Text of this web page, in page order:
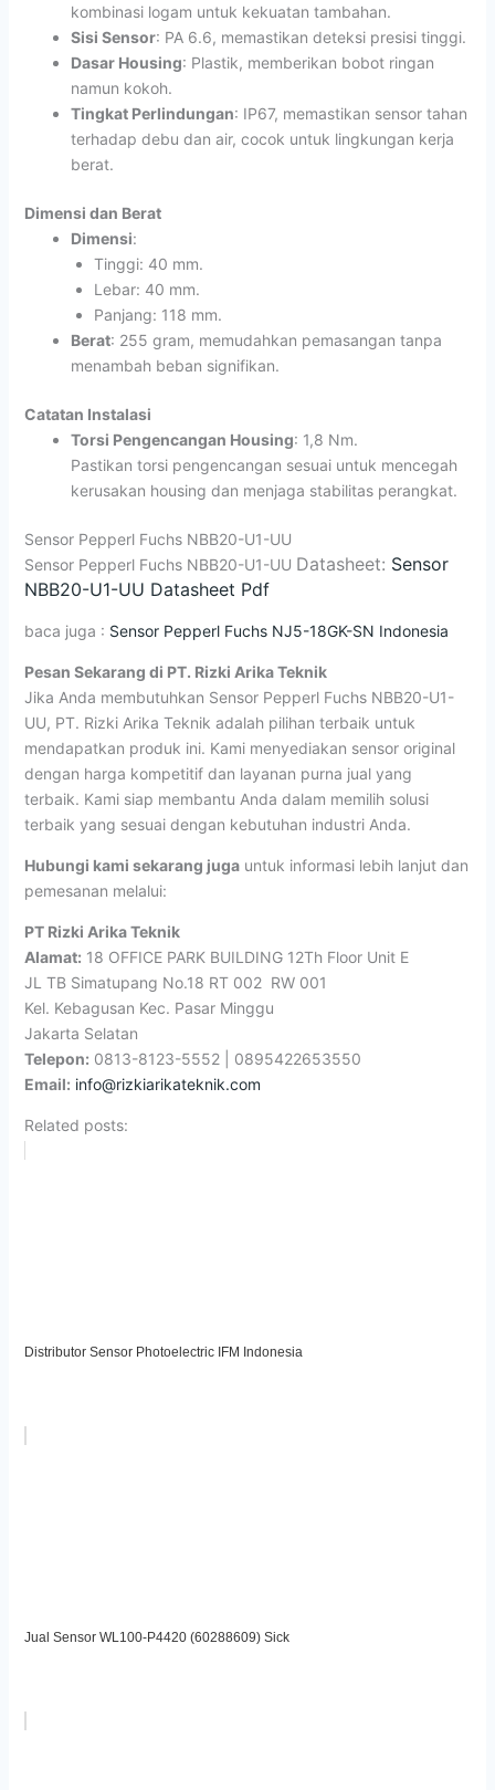
kombinasi logam untuk kekuatan tambahan.
Sisi Sensor: PA 6.6, memastikan deteksi presisi tinggi.
Dasar Housing: Plastik, memberikan bobot ringan
namun kokoh.
Tingkat Perlindungan: IP67, memastikan sensor tahan
terhadap debu dan air, cocok untuk lingkungan kerja
berat.
Dimensi dan Berat
Dimensi:
Tinggi: 40 mm.
Lebar: 40 mm.
Panjang: 118 mm.
Berat: 255 gram, memudahkan pemasangan tanpa
menambah beban signifikan.
Catatan Instalasi
Torsi Pengencangan Housing: 1,8 Nm.
Pastikan torsi pengencangan sesuai untuk mencegah
kerusakan housing dan menjaga stabilitas perangkat.
Sensor Pepperl Fuchs NBB20-U1-UU
Sensor Pepperl Fuchs NBB20-U1-UU Datasheet: Sensor
NBB20-U1-UU Datasheet Pdf
baca juga : Sensor Pepperl Fuchs NJ5-18GK-SN Indonesia
Pesan Sekarang di PT. Rizki Arika Teknik
Jika Anda membutuhkan Sensor Pepperl Fuchs NBB20-U1-
UU, PT. Rizki Arika Teknik adalah pilihan terbaik untuk
mendapatkan produk ini. Kami menyediakan sensor original
dengan harga kompetitif dan layanan purna jual yang
terbaik. Kami siap membantu Anda dalam memilih solusi
terbaik yang sesuai dengan kebutuhan industri Anda.
Hubungi kami sekarang jugauntuk informasi lebih lanjut dan
pemesanan melalui:
PT Rizki Arika Teknik
Alamat: 18 OFFICE PARK BUILDING 12Th Floor Unit E
JL TB Simatupang No.18 RT 002 RW 001
Kel. Kebagusan Kec. Pasar Minggu
Jakarta Selatan
Telepon: 0813-8123-5552 | 0895422653550
Email: info@rizkiarikateknik.com
Related posts:
Distributor Sensor Photoelectric IFM Indonesia
Jual Sensor WL100-P4420 (60288609) Sick